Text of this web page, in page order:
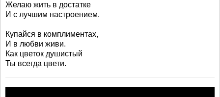
Желаю жить в достатке
И с лучшим настроением.
Купайся в комплиментах,
И в любви живи.
Как цветок душистый
Ты всегда цвети.